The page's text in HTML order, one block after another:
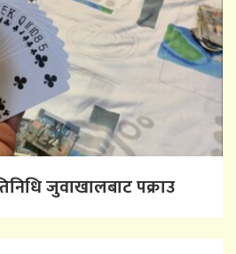
जुवाखालबाट पक्राउ